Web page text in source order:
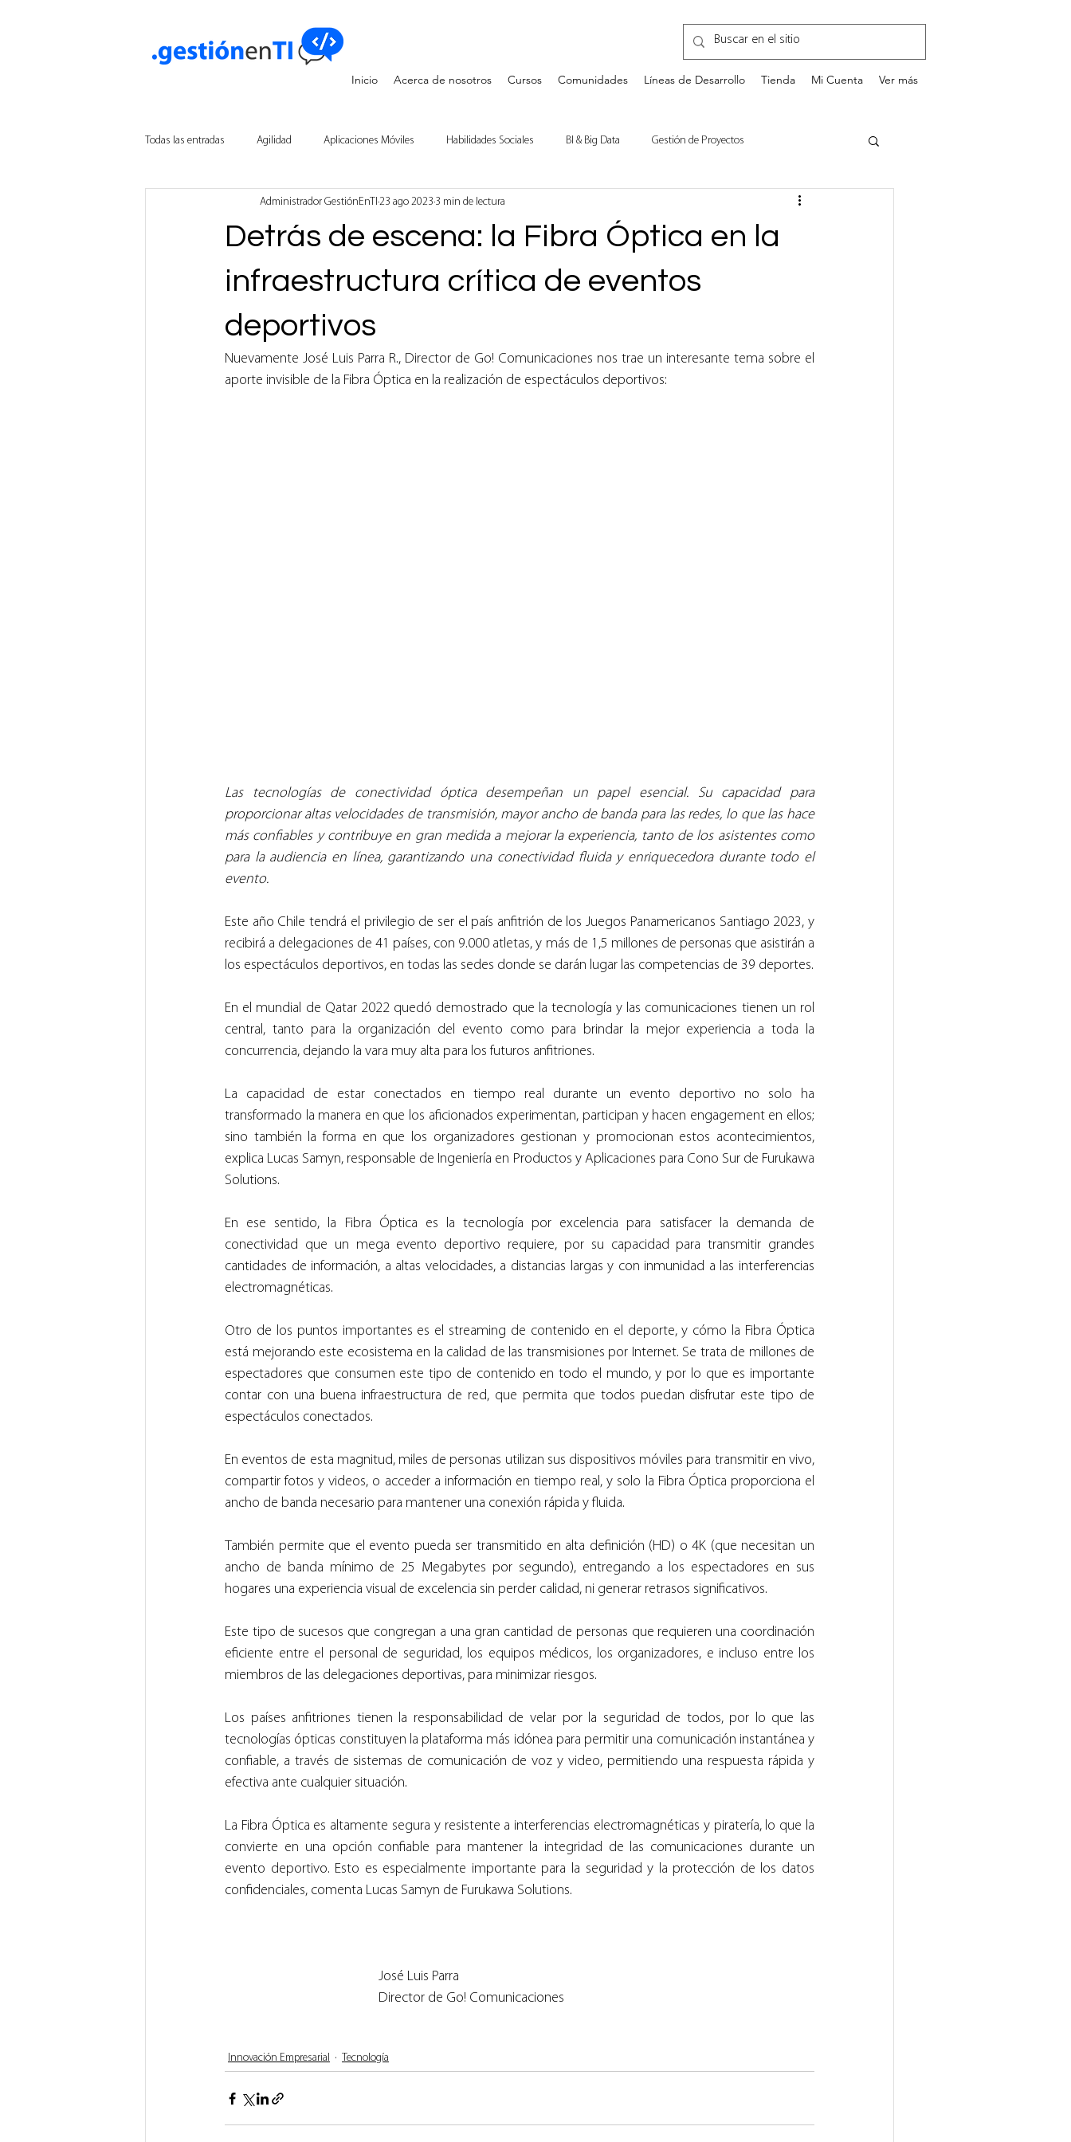
Inicio Acerca de nosotros Cursos Comunidades Líneas de Desarrollo Tienda Mi Cuenta Ver más
Todas las entradas Agilidad Aplicaciones Móviles Habilidades Sociales BI & Big Data Gestión de Proyectos
Innovación Empresarial Tecnología Desarrollo Personal GestionEnTI.com
Inteligencia Artificial
Detrás de escena: la Fibra Óptica en la
infraestructura crítica de eventos
deportivos
Administrador GestiónEnTI 23 ago 2023 3 min de lectura
Nuevamente José Luis Parra R., Director de Go! Comunicaciones nos trae un interesante tema sobre el
aporte invisible de la Fibra Óptica en la realización de espectáculos deportivos:
Las tecnologías de conectividad óptica desempeñan un papel esencial. Su capacidad para
proporcionar altas velocidades de transmisión, mayor ancho de banda para las redes, lo que las hace
más confiables y contribuye en gran medida a mejorar la experiencia, tanto de los asistentes como
para la audiencia en línea, garantizando una conectividad fluida y enriquecedora durante todo el
evento.
Este año Chile tendrá el privilegio de ser el país anfitrión de los Juegos Panamericanos Santiago 2023, y
recibirá a delegaciones de 41 países, con 9.000 atletas, y más de 1,5 millones de personas que asistirán a
los espectáculos deportivos, en todas las sedes donde se darán lugar las competencias de 39 deportes.
En el mundial de Qatar 2022 quedó demostrado que la tecnología y las comunicaciones tienen un rol
central, tanto para la organización del evento como para brindar la mejor experiencia a toda la
concurrencia, dejando la vara muy alta para los futuros anfitriones.
La capacidad de estar conectados en tiempo real durante un evento deportivo no solo ha
transformado la manera en que los aficionados experimentan, participan y hacen engagement en ellos;
sino también la forma en que los organizadores gestionan y promocionan estos acontecimientos,
explica Lucas Samyn, responsable de Ingeniería en Productos y Aplicaciones para Cono Sur de Furukawa
Solutions.
En ese sentido, la Fibra Óptica es la tecnología por excelencia para satisfacer la demanda de
conectividad que un mega evento deportivo requiere, por su capacidad para transmitir grandes
cantidades de información, a altas velocidades, a distancias largas y con inmunidad a las interferencias
electromagnéticas.
Otro de los puntos importantes es el streaming de contenido en el deporte, y cómo la Fibra Óptica
está mejorando este ecosistema en la calidad de las transmisiones por Internet. Se trata de millones de
espectadores que consumen este tipo de contenido en todo el mundo, y por lo que es importante
contar con una buena infraestructura de red, que permita que todos puedan disfrutar este tipo de
espectáculos conectados.
En eventos de esta magnitud, miles de personas utilizan sus dispositivos móviles para transmitir en vivo,
compartir fotos y videos, o acceder a información en tiempo real, y solo la Fibra Óptica proporciona el
ancho de banda necesario para mantener una conexión rápida y fluida.
También permite que el evento pueda ser transmitido en alta definición (HD) o 4K (que necesitan un
ancho de banda mínimo de 25 Megabytes por segundo), entregando a los espectadores en sus
hogares una experiencia visual de excelencia sin perder calidad, ni generar retrasos significativos.
Este tipo de sucesos que congregan a una gran cantidad de personas que requieren una coordinación
eficiente entre el personal de seguridad, los equipos médicos, los organizadores, e incluso entre los
miembros de las delegaciones deportivas, para minimizar riesgos.
Los países anfitriones tienen la responsabilidad de velar por la seguridad de todos, por lo que las
tecnologías ópticas constituyen la plataforma más idónea para permitir una comunicación instantánea y
confiable, a través de sistemas de comunicación de voz y video, permitiendo una respuesta rápida y
efectiva ante cualquier situación.
La Fibra Óptica es altamente segura y resistente a interferencias electromagnéticas y piratería, lo que la
convierte en una opción confiable para mantener la integridad de las comunicaciones durante un
evento deportivo. Esto es especialmente importante para la seguridad y la protección de los datos
confidenciales, comenta Lucas Samyn de Furukawa Solutions.
José Luis Parra
Director de Go! Comunicaciones
Innovación Empresarial Tecnología